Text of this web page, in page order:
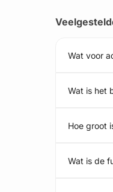
Wat voor
Wat is het
Hoe groot
Wat is de